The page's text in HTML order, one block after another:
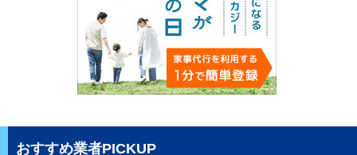
おすすめ業者PICKUP